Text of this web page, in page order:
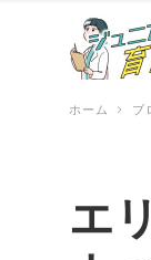
ホーム ブ
エ